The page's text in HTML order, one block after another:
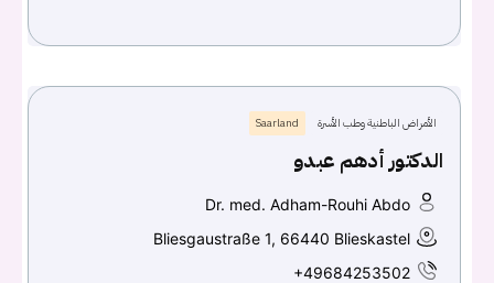
الأمراض الباطنية وطب الأسرة Saarland
الدكتور أدهم عبدو
Dr. med. Adham-Rouhi Abdo
Bliesgaustraße 1, 66440 Blieskastel
+49684253502